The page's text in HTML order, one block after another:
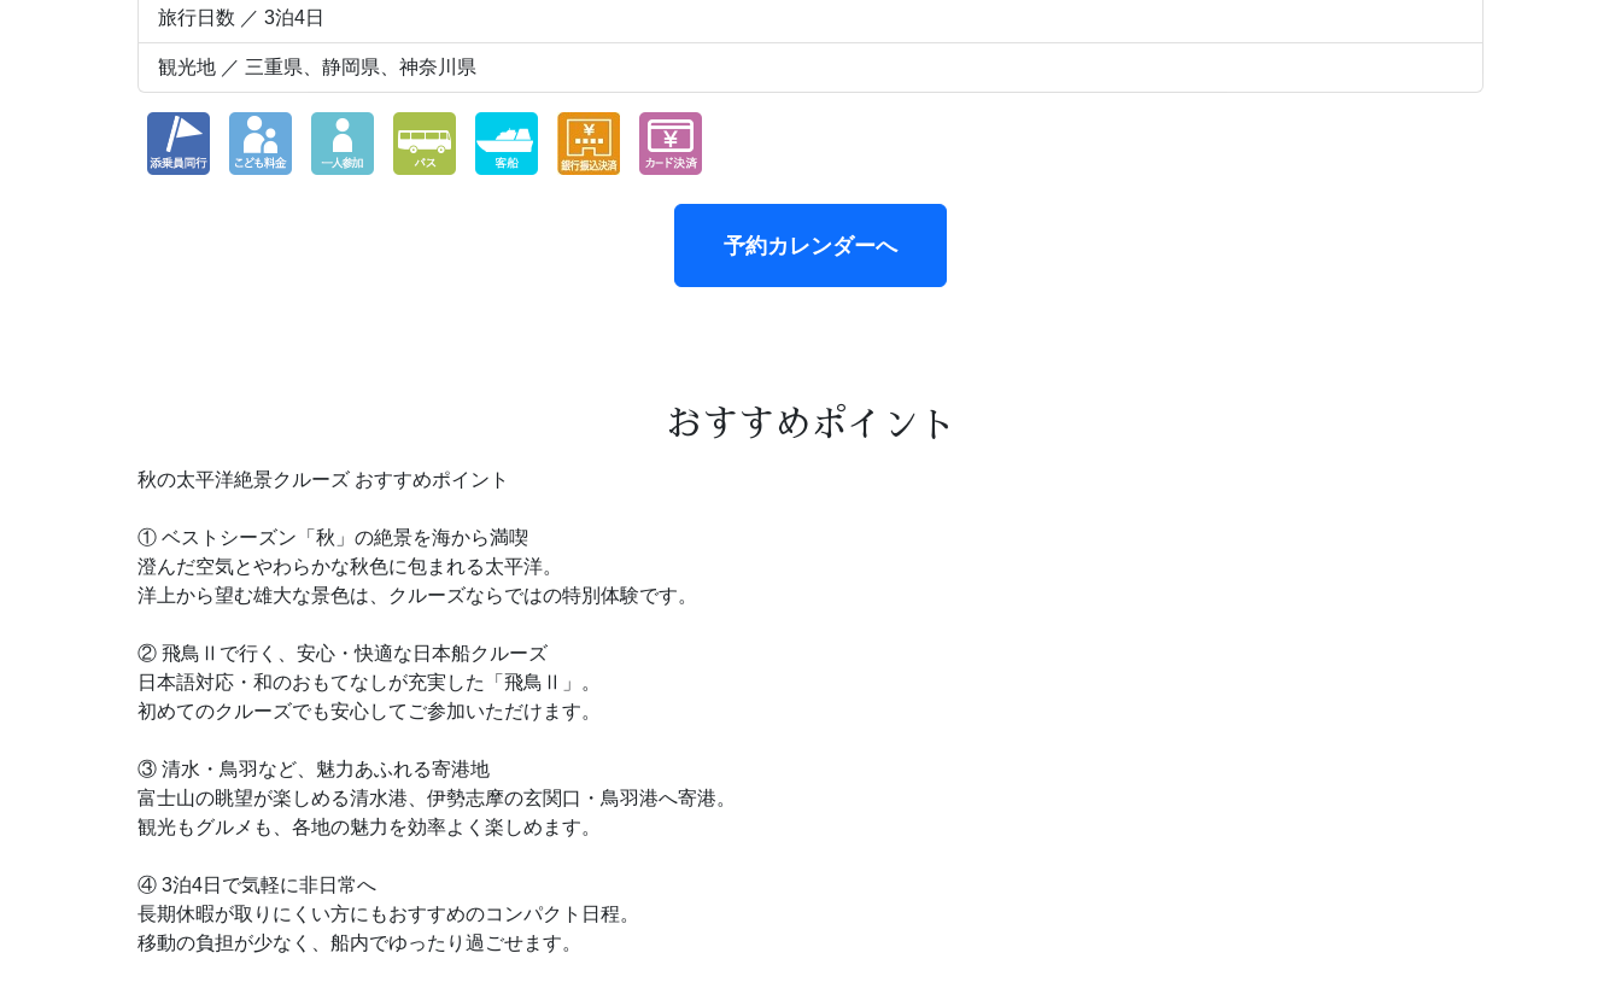
旅行日数 ／ 3泊4日
観光地 ／ 三重県、静岡県、神奈川県
予約カレンダーへ
おすすめポイント
秋の太平洋絶景クルーズ おすすめポイント
① ベストシーズン「秋」の絶景を海から満喫
澄んだ空気とやわらかな秋色に包まれる太平洋。
洋上から望む雄大な景色は、クルーズならではの特別体験です。
② 飛鳥Ⅱで行く、安心・快適な日本船クルーズ
日本語対応・和のおもてなしが充実した「飛鳥Ⅱ」。
初めてのクルーズでも安心してご参加いただけます。
③ 清水・鳥羽など、魅力あふれる寄港地
富士山の眺望が楽しめる清水港、伊勢志摩の玄関口・鳥羽港へ寄港。
観光もグルメも、各地の魅力を効率よく楽しめます。
④ 3泊4日で気軽に非日常へ
長期休暇が取りにくい方にもおすすめのコンパクト日程。
移動の負担が少なく、船内でゆったり過ごせます。